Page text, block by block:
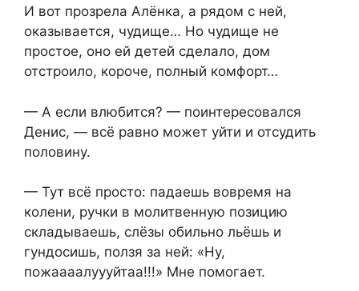
И вот прозрела Алёнка, а рядом с ней,
оказывается, чудище… Но чудище не
простое, оно ей детей сделало, дом
отстроило, короче, полный комфорт…
— А если влюбится? — поинтересовался
Денис, — всё равно может уйти и отсудить
половину.
— Тут всё просто: падаешь вовремя на
колени, ручки в молитвенную позицию
складываешь, слёзы обильно льёшь и
гундосишь, ползя за ней: «Ну,
пожаааалуууйтаа!!!» Мне помогает.